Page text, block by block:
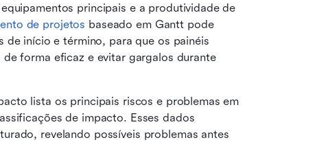
principais e a produtividade de
de projetos baseado em Gantt pode
de início e término, para que os painéis
forma eficaz e evitar gargalos durante
lista os principais riscos e problemas em
de impacto. Esses dados
revelando possíveis problemas antes